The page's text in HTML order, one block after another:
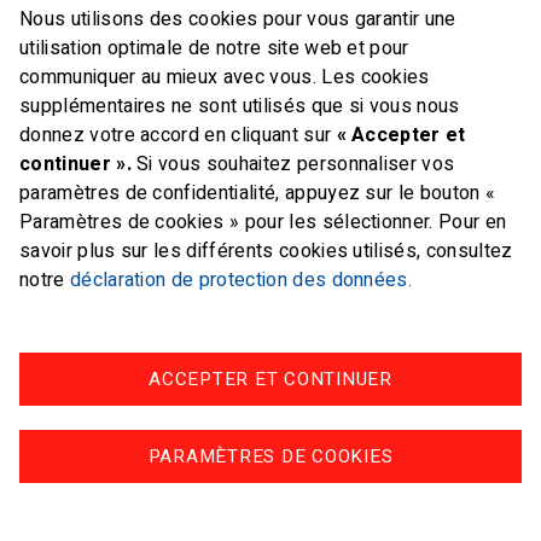
E-mail office@swiss-sailing-
team.ch
FOLLOW US ON
Twitter FacebookInstagram
Nous utilisons des cookies pour vous garantir une
utilisation optimale de notre site web et pour
communiquer au mieux avec vous. Les cookies
supplémentaires ne sont utilisés que si vous nous
donnez votre accord en cliquant sur « Accepter et
continuer ».Si vous souhaitez personnaliser vos
paramètres de confidentialité, appuyez sur le bouton «
Paramètres de cookies » pour les sélectionner. Pour en
savoir plus sur les différents cookies utilisés, consultez
notre déclaration de protection des données.
PARAMÈTRES DE COOKIES
ACCEPTER ET CONTINUER